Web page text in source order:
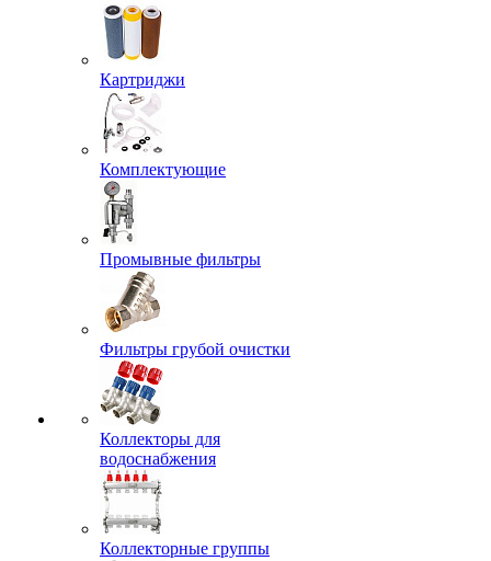
Картриджи
Комплектующие
Промывные фильтры
Фильтры грубой очистки
Коллекторы для
водоснабжения
Коллекторные группы